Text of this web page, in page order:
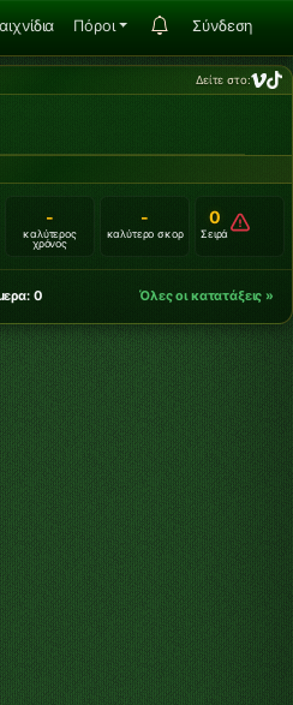
Πόροι Σύνδεση
Δείτε στο:
-
καλύτερος
χρόνος
-
καλύτερο σκορ
0
Σειρά
0 Όλες οι κατατάξεις »